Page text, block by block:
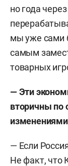
но года
мы уже сами
самым
товарных
— Эти
вторичны по
— Если
Не факт, что